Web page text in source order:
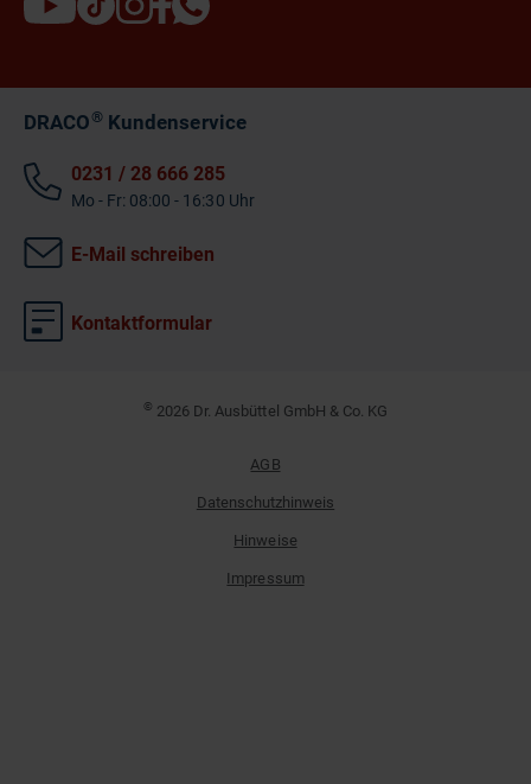
DRACO®Kundenservice
0231 / 28 666 285
Mo - Fr: 08:00 - 16:30 Uhr
E-Mail schreiben
Kontaktformular
© 2026 Dr. Ausbüttel GmbH & Co. KG
AGB
Datenschutzhinweis
Hinweise
Impressum